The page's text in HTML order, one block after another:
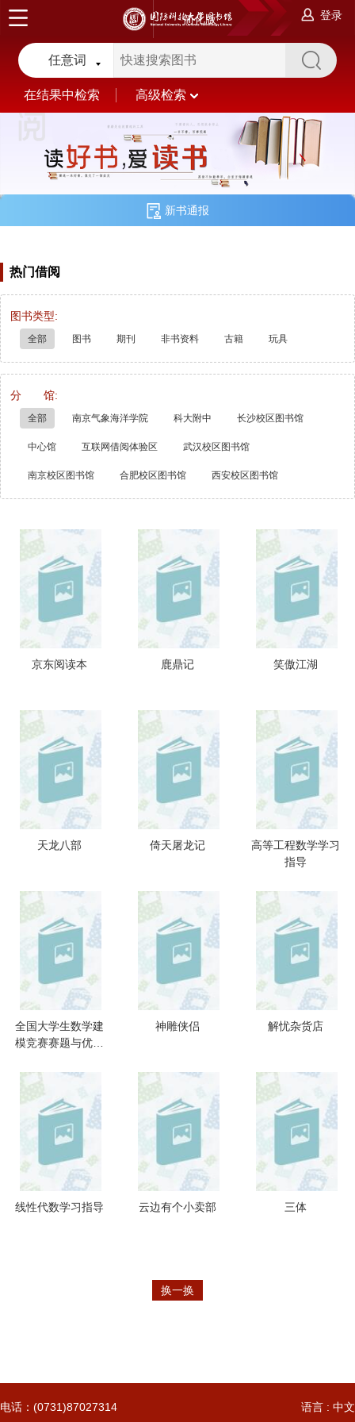
登录
简化版
任意词
在结果中检索 高级检索
新书通报
热门借阅
图书类型:
全部 图书 期刊 非书资料 古籍 玩具
分 馆:
全部 南京气象海洋学院 科大附中 长沙校区图书馆
中心馆 互联网借阅体验区 武汉校区图书馆
南京校区图书馆 合肥校区图书馆 西安校区图书馆
京东阅读本 鹿鼎记 笑傲江湖
天龙八部 倚天屠龙记
高等工程数学学习
指导
全国大学生数学建
模竞赛赛题与优秀
年-2011年
神雕侠侣 解忧杂货店
线性代数学习指导 云边有个小卖部 三体
换一换
电话：(0731)87027314 语言 : 中文